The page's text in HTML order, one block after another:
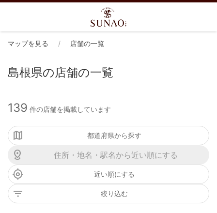
マップを見る 店舗の一覧
島根県の店舗の一覧
139 件の店舗を掲載しています
都道府県から探す
近い順にする
絞り込む